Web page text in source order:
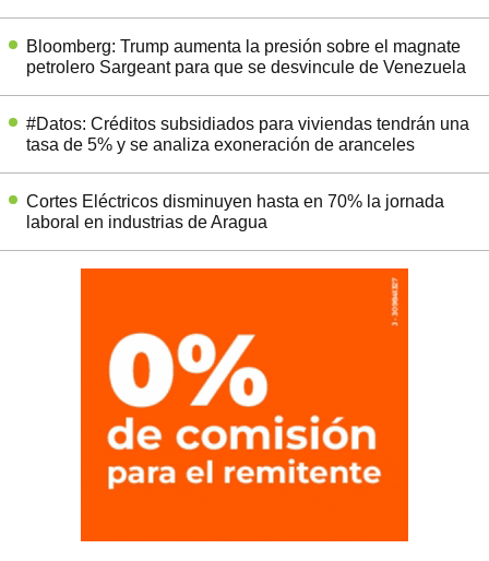
Bloomberg: Trump aumenta la presión sobre el magnate
petrolero Sargeant para que se desvincule de Venezuela
#Datos: Créditos subsidiados para viviendas tendrán una
tasa de 5% y se analiza exoneración de aranceles
Cortes Eléctricos disminuyen hasta en 70% la jornada
laboral en industrias de Aragua